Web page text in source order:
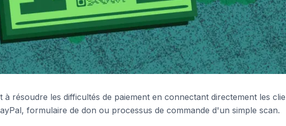
à résoudre les difficultés de paiement en connectant directement les
formulaire de don ou processus de commande d'un simple scan.